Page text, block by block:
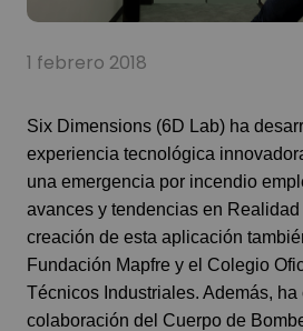
1 febrero 2018
Six Dimensions (6D Lab) ha
experiencia tecnológica
una emergencia por incendio
avances y tendencias en
creación de esta aplicación
Fundación Mapfre y el Colegio
Técnicos Industriales. Además, ha
colaboración del Cuerpo de